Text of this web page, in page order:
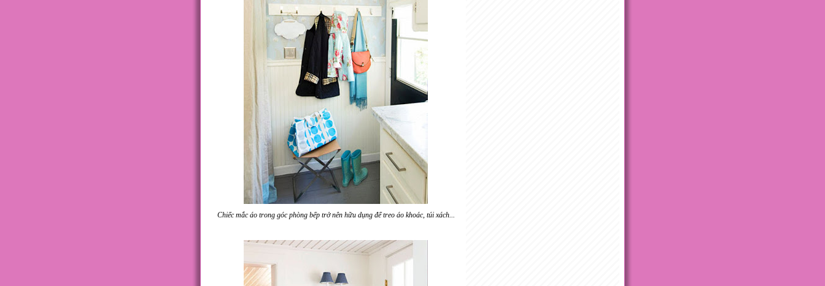
Chiếc mắc áo trong góc phòng bếp trở nên hữu dụng để treo áo khoác, túi xách...